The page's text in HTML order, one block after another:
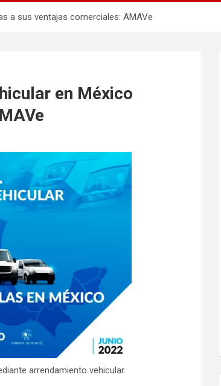
a sus ventajas comerciales: AMAVe
en México
arrendamiento vehicular.